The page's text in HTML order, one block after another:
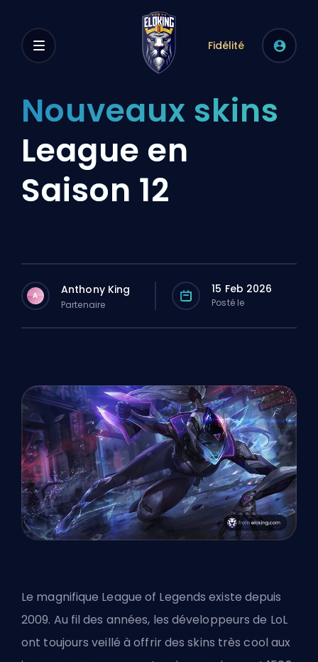
Fidélité
Nouveaux skins
League en
Saison 12
A Anthony King
Partenaire
15 Feb 2026
Posté le
Le magnifique League of Legends existe depuis
2009. Au fil des années, les développeurs de LoL
ont toujours veillé à offrir des skins très cool aux